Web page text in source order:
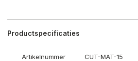
Productspecificaties
Artikelnummer CUT-MAT-15